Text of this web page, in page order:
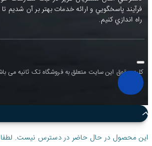
فرآيند پاسخگويي و ارائه خدمات بهتر بر آن شديم
راه اندازي کنيم.
کلیه حقوق این سایت متعلق به فروشگاه تک ثانیه می
این محصول در حال حاضر در دسترس نیست. لطفا